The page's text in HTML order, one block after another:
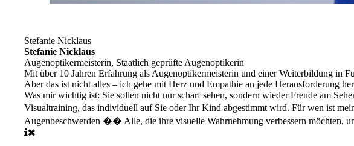
Stefanie Nicklaus
Stefanie Nicklaus
Augenoptikermeisterin, Staatlich geprüfte Augenoptikerin
Mit über 10 Jahren Erfahrung als Augenoptikermeisterin und einer Weiterbildung in
Aber das ist nicht alles – ich gehe mit Herz und Empathie an jede Herausforderung
Was mir wichtig ist: Sie sollen nicht nur scharf sehen, sondern wieder Freude am
Visualtraining, das individuell auf Sie oder Ihr Kind abgestimmt wird. Für wen ist
Augenbeschwerden �� Alle, die ihre visuelle Wahrnehmung verbessern möchten,